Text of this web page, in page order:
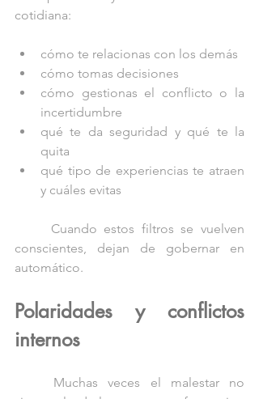
cotidiana:
cómo te relacionas con los demás
cómo tomas decisiones
cómo gestionas el conflicto o la
incertidumbre
qué te da seguridad y qué te la
quita
qué tipo de experiencias te atraen
y cuáles evitas
conscientes, dejan de gobernar en
automático.
Polaridades y conflictos
internos